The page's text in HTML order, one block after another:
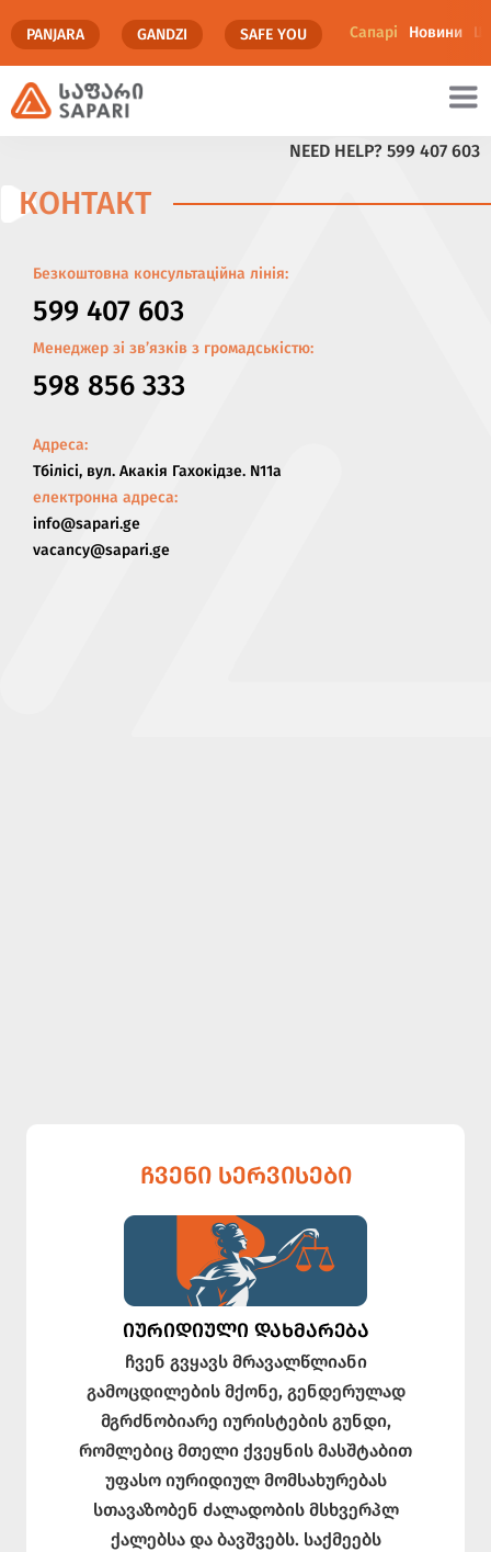
PANJARA GANDZI SAFE YOU Сапарi Новини
NEED HELP? 599 407 603
КОНТАКТ
Безкоштовна консультаційна лінія:
599 407 603
Менеджер зі зв’язків з громадськістю:
598 856 333
Адреса:
Тбілісі, вул. Акакія Гахокідзе. N11a
електронна адреса:
info@sapari.ge
vacancy@sapari.ge
ᲩᲕᲔᲜᲘ ᲡᲔᲠᲕᲘᲡᲔᲑᲘ
ᲘᲣᲠᲘᲓᲘᲣᲚᲘ ᲓᲐᲮᲛᲐᲠᲔᲑᲐ
ჩვენ გვყავს მრავალწლიანი
გამოცდილების მქონე, გენდერულად
მგრძნობიარე იურისტების გუნდი,
რომლებიც მთელი ქვეყნის მასშტაბით
უფასო იურიდიულ მომსახურებას
სთავაზობენ ძალადობის მსხვერპლ
ქალებსა და ბავშვებს. საქმეებს